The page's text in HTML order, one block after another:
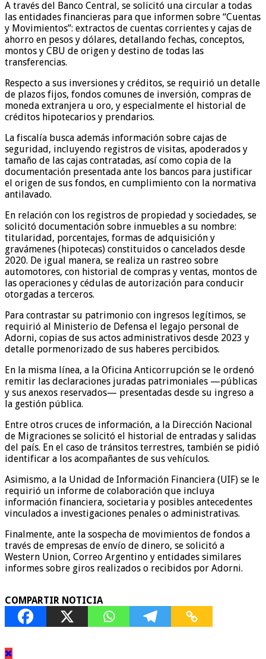
A través del Banco Central, se solicitó una circular a todas
las entidades financieras para que informen sobre “Cuentas
y Movimientos”: extractos de cuentas corrientes y cajas de
ahorro en pesos y dólares, detallando fechas, conceptos,
montos y CBU de origen y destino de todas las
transferencias.
Respecto a sus inversiones y créditos, se requirió un detalle
de plazos fijos, fondos comunes de inversión, compras de
moneda extranjera u oro, y especialmente el historial de
créditos hipotecarios y prendarios.
La fiscalía busca además información sobre cajas de
seguridad, incluyendo registros de visitas, apoderados y
tamaño de las cajas contratadas, así como copia de la
documentación presentada ante los bancos para justificar
el origen de sus fondos, en cumplimiento con la normativa
antilavado.
En relación con los registros de propiedad y sociedades, se
solicitó documentación sobre inmuebles a su nombre:
titularidad, porcentajes, formas de adquisición y
gravámenes (hipotecas) constituidos o cancelados desde
2020. De igual manera, se realiza un rastreo sobre
automotores, con historial de compras y ventas, montos de
las operaciones y cédulas de autorización para conducir
otorgadas a terceros.
Para contrastar su patrimonio con ingresos legítimos, se
requirió al Ministerio de Defensa el legajo personal de
Adorni, copias de sus actos administrativos desde 2023 y
detalle pormenorizado de sus haberes percibidos.
En la misma línea, a la Oficina Anticorrupción se le ordenó
remitir las declaraciones juradas patrimoniales —públicas
y sus anexos reservados— presentadas desde su ingreso a
la gestión pública.
Entre otros cruces de información, a la Dirección Nacional
de Migraciones se solicitó el historial de entradas y salidas
del país. En el caso de tránsitos terrestres, también se pidió
identificar a los acompañantes de sus vehículos.
Asimismo, a la Unidad de Información Financiera (UIF) se le
requirió un informe de colaboración que incluya
información financiera, societaria y posibles antecedentes
vinculados a investigaciones penales o administrativas.
Finalmente, ante la sospecha de movimientos de fondos a
través de empresas de envío de dinero, se solicitó a
Western Union, Correo Argentino y entidades similares
informes sobre giros realizados o recibidos por Adorni.
COMPARTIR NOTICIA